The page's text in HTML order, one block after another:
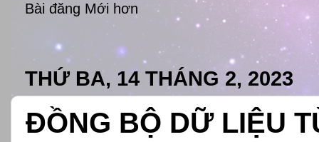
Bài đăng Mới hơn
THỨ BA, 14 THÁNG 2, 2023
ĐỒNG BỘ DỮ LIỆU